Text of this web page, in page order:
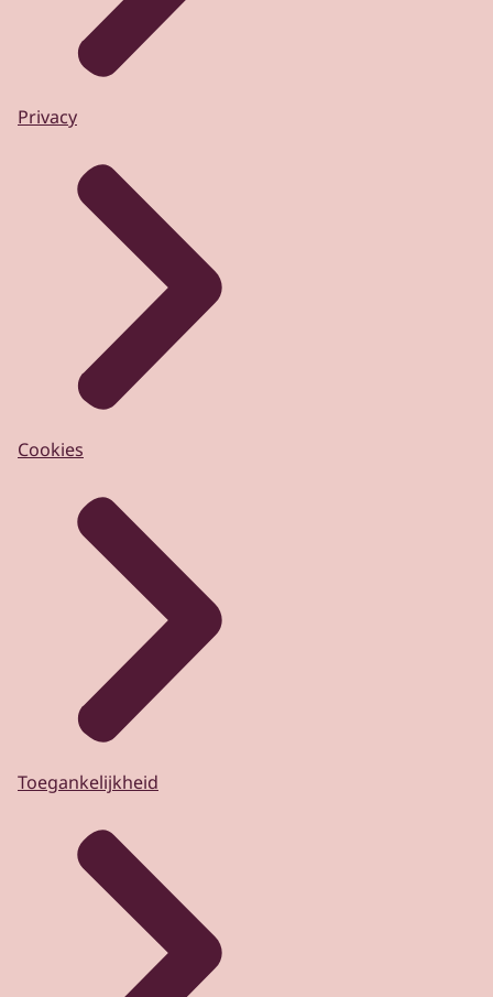
Privacy
Cookies
Toegankelijkheid